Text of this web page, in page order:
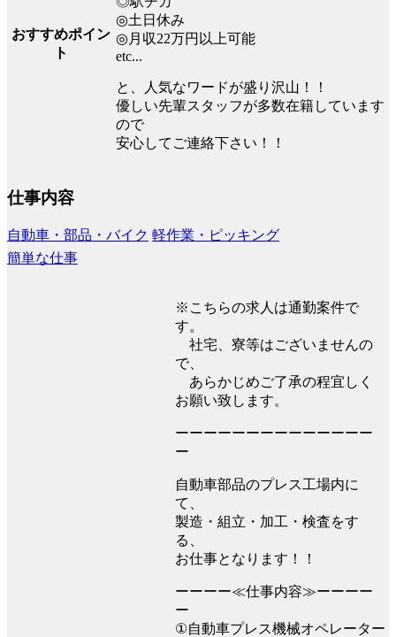
おすすめポイン
ト
◎土日休み
◎月収22万円以上可能
etc...
と、人気なワードが盛り沢山！！
優しい先輩スタッフが多数在籍しています
ので
安心してご連絡下さい！！
仕事内容
自動車・部品・バイク 軽作業・ピッキング
簡単な仕事
※こちらの求人は通勤案件で
す。
社宅、寮等はございませんの
で、
あらかじめご了承の程宜しく
お願い致します。
ーーーーーーーーーーーーーー
ー
自動車部品のプレス工場内に
て、
製造・組立・加工・検査をす
る、
お仕事となります！！
ーーーー≪仕事内容≫ーーーー
ー
①自動車プレス機械オペレーター